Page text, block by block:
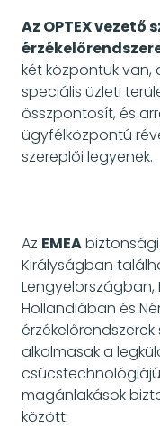
Az OPTEX vezető
két központuk
speciális üzleti
összpontosít, és
ügyfélközpontú
szereplői legyenek.
Az EMEA
Királyságban
Hollandiában és
alkalmasak a
magánlakások
között.